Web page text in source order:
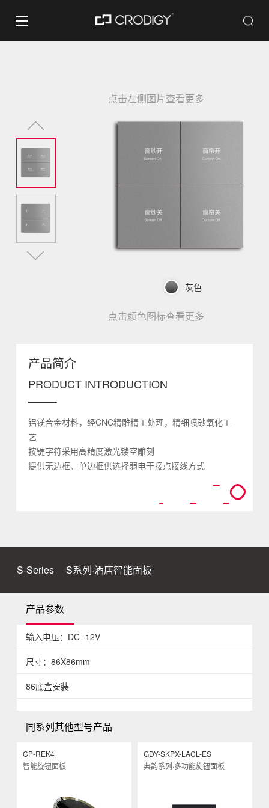
点击左侧图片查看更多
灰色
点击颜色图标查看更多
产品简介
PRODUCT INTRODUCTION
铝镁合金材料，经CNC精雕精工处理，精细喷砂氧化工
艺
按键字符采用高精度激光镂空雕刻
提供无边框、单边框供选择弱电干接点接线方式
S-Series S系列·酒店智能面板
产品参数
输入电压：DC -12V
尺寸：86X86mm
86底盒安装
同系列其他型号产品
CP-REK4
智能旋钮面板
GDY-SKPX-LACL-ES
典韵系列·多功能旋钮面板